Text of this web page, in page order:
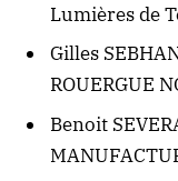
Lumières de
Gilles
ROUERGUE
Benoit